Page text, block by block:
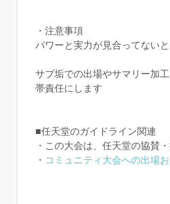
・注意事項
パワーと実力が見合ってない
サブ垢での出場やサマリー加
帯責任にします
■任天堂のガイドライン関連
・この大会は、任天堂の協賛
・ コミュニティ大会への出場